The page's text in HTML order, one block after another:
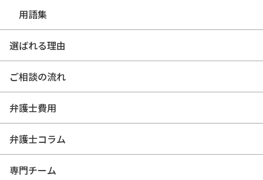
用語集
選ばれる理由
ご相談の流れ
弁護士費用
弁護士コラム
専門チーム